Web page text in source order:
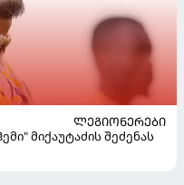
ᲚᲔᲒᲘᲝᲜᲔᲠᲔᲑᲘ
მიქაუტაძის შეძენას